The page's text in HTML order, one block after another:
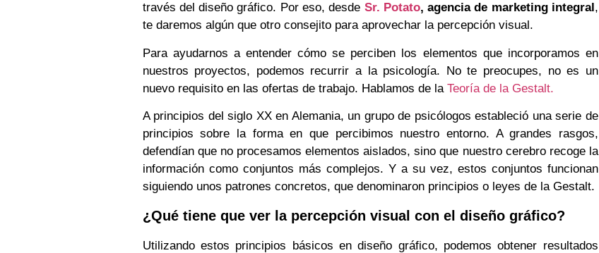
través del diseño gráfico. Por eso, desde Sr. Potato, agencia de marketing integral ,
te daremos algún que otro consejito para aprovechar la percepción visual.
Para ayudarnos a entender cómo se perciben los elementos que incorporamos en
nuestros proyectos, podemos recurrir a la psicología. No te preocupes, no es un
nuevo requisito en las ofertas de trabajo. Hablamos de la Teoría de la Gestalt.
A principios del siglo XX en Alemania, un grupo de psicólogos estableció una serie de
principios sobre la forma en que percibimos nuestro entorno. A grandes rasgos,
defendían que no procesamos elementos aislados, sino que nuestro cerebro recoge la
información como conjuntos más complejos. Y a su vez, estos conjuntos funcionan
siguiendo unos patrones concretos, que denominaron principios o leyes de la Gestalt.
¿Qué tiene que ver la percepción visual con el diseño gráfico?
Utilizando estos principios básicos en diseño gráfico, podemos obtener resultados